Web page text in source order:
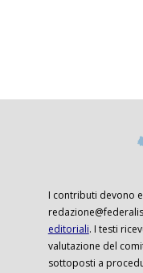
I contributi devono
editoriali. I testi
valutazione del
sottoposti a